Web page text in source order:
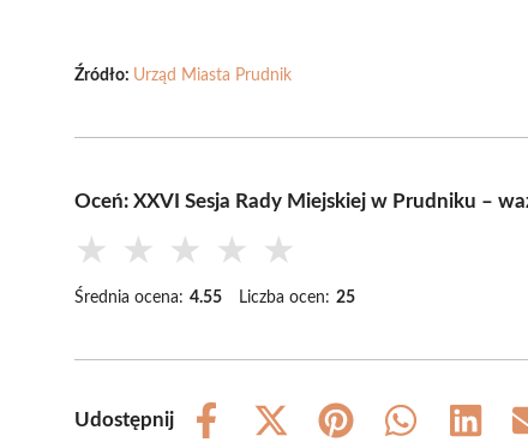
Źródło: Urząd Miasta Prudnik
Oceń: XXVI Sesja Rady Miejskiej w Prudniku –
★ ★ ★ ★ ★
Średnia ocena: 4.55 Liczba ocen: 25
Udostępnij
Share
Share
Share
Share
Share